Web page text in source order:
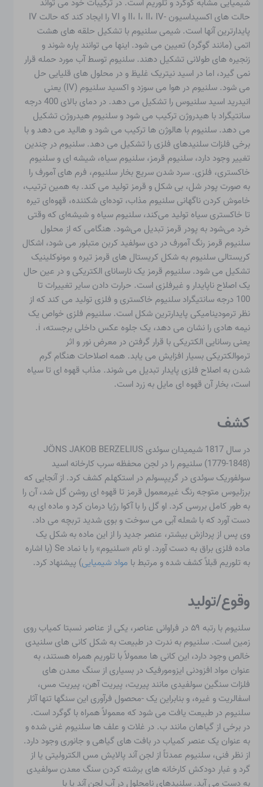
شیمیایی مشابه گوگرد و تلوریم است. در ترکیبات خود می تواند
حالت های اکسیداسیون -II، I، II، IV و VI را ایجاد کند که حالت IV
پایدارترین آنها است. شیمی سلنیوم با تشکیل حلقه های هشت
اتمی (مانند گوگرد) تعیین می شود. اینها می توانند پاره شوند و
زنجیره های طولانی تشکیل دهند. سلنیوم توسط آب مورد حمله قرار
نمی گیرد، اما در اسید نیتریک غلیظ و در محلول های قلیایی حل
می شود. سلنیوم در هوا می سوزد و اکسید سلنیوم (IV) یعنی
انیدرید اسید سلنیوس را تشکیل می دهد. در دمای بالای 400 درجه
سانتیگراد با هیدروژن ترکیب می شود و سلنیوم هیدروژن تشکیل
می دهد. سلنیوم با هالوژن ها ترکیب می شود و هالید می دهد و با
برخی فلزات سلنیدهای فلزی را تشکیل می دهد. سلنیوم در چندین
تغییر وجود دارد، سلنیوم قرمز، سلنیوم سیاه، شیشه ای و سلنیوم
خاکستری، فلزی. سرد شدن سریع بخار سلنیوم، فرم های آمورف را
به صورت پودر شل، بی شکل و قرمز تولید می کند. به همین ترتیب،
خاموش کردن ناگهانی سلنیوم مذاب، توده‌ای شکننده، قهوه‌ای تیره
تا خاکستری سیاه تولید می‌کند، سلنیوم سیاه و شیشه‌ای که وقتی
خرد می‌شود به پودر قرمز تبدیل می‌شود. هنگامی که از محلول
سلنیوم قرمز رنگ آمورف در دی سولفید کربن متبلور می شود، اشکال
کریستالی سلنیوم به شکل کریستال های قرمز تیره و مونوکلینیک
تشکیل می شود. سلنیوم قرمز یک نارسانای الکتریکی و در عین حال
یک اصلاح ناپایدار و غیرفلزی است. حرارت دادن سایر تغییرات تا
100 درجه سانتیگراد سلنیوم خاکستری و فلزی تولید می کند که از
نظر ترمودینامیکی پایدارترین شکل است. سلنیوم فلزی خواص یک
نیمه هادی را نشان می دهد، یک جلوه عکس داخلی برجسته، i.
یعنی رسانایی الکتریکی با قرار گرفتن در معرض نور و اثر
ترموالکتریکی بسیار افزایش می یابد. همه اصلاحات هنگام گرم
شدن به اصلاح فلزی پایدار تبدیل می شوند. مذاب قهوه ای تا سیاه
است، بخار آن قهوه ای مایل به زرد است.
کشف
در سال 1817 شیمیدان سوئدی JÖNS JAKOB BERZELIUS
(1779-1848) سلنیوم را در لجن محفظه سرب کارخانه اسید
سولفوریک سوئدی در گریپسولم در استکهلم کشف کرد. از آنجایی که
برزلیوس متوجه رنگ غیرمعمول قرمز تا قهوه ای روشن گل شد، آن را
به طور کامل بررسی کرد. او گل را با آکوا رژیا درمان کرد و ماده ای به
دست آورد که با شعله آبی می سوخت و بوی شدید تربچه می داد.
وی پس از پردازش بیشتر، عنصر جدید را از این ماده به شکل یک
ماده فلزی براق به دست آورد. او نام «سلنیوم» را با نماد Se (با اشاره
به تلوریم قبلاً کشف شده و مرتبط با مواد شیمیایی) پیشنهاد کرد.
وقوع/تولید
سلنیوم با رتبه ۵۹ در فراوانی عناصر، یکی از عناصر نسبتا کمیاب روی
زمین است. سلنیوم به ندرت در طبیعت به شکل کانی های سلنیدی
خالص وجود دارد، این کانی ها معمولاً با تلوریم همراه هستند، به
عنوان مواد افزودنی ایزومورفیک در بسیاری از سنگ معدن های
فلزات سنگین سولفیدی مانند پیریت، پیریت آهن، پیریت مس،
اسفالریت و غیره، و بنابراین یک -محصول فرآوری این سنگها تنها آثار
سلنیوم در طبیعت یافت می شود که معمولاً همراه با گوگرد است.
در برخی از گیاهان مانند ب. در غلات و علف ها سلنیوم غنی شده و
به عنوان یک عنصر کمیاب در بافت های گیاهی و جانوری وجود دارد.
از نظر فنی، سلنیوم عمدتاً از لجن آند پالایش مس الکترولیتی یا از
گرد و غبار دودکش کارخانه های برشته کردن سنگ معدن سولفیدی
به دست می آید. سلنیدهای نامحلول در آب لجن آند یا با